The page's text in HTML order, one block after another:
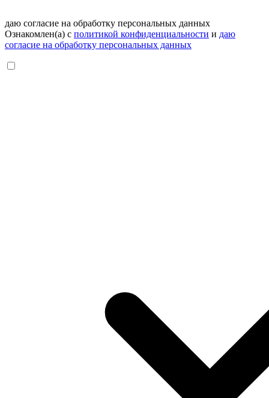
даю согласие на обработку персональных данных
Ознакомлен(а) с политикой конфиденциальности и даю
согласие на обработку персональных данных